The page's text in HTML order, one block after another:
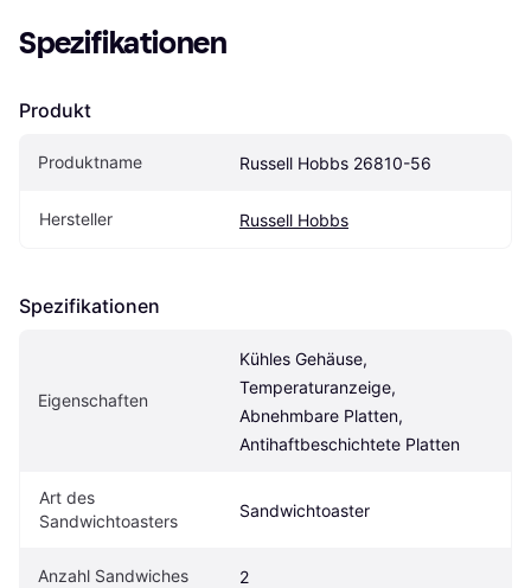
Spezifikationen
Produkt
Produktname Russell Hobbs 26810-56
Hersteller Russell Hobbs
Spezifikationen
Eigenschaften
Kühles Gehäuse,
Temperaturanzeige,
Abnehmbare Platten,
Antihaftbeschichtete Platten
Art des
Sandwichtoasters
Sandwichtoaster
Anzahl Sandwiches 2